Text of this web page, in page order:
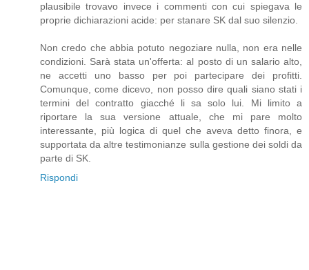
plausibile trovavo invece i commenti con cui spiegava le
proprie dichiarazioni acide: per stanare SK dal suo silenzio.
Non credo che abbia potuto negoziare nulla, non era nelle
condizioni. Sarà stata un'offerta: al posto di un salario alto,
ne accetti uno basso per poi partecipare dei profitti.
Comunque, come dicevo, non posso dire quali siano stati i
termini del contratto giacché li sa solo lui. Mi limito a
riportare la sua versione attuale, che mi pare molto
interessante, più logica di quel che aveva detto finora, e
supportata da altre testimonianze sulla gestione dei soldi da
parte di SK.
Rispondi